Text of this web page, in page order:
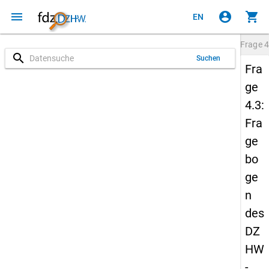
menu EN account_circle shopping_cart
search Suchen
Frage
Fra
ge
4.3:
Fra
ge
bo
ge
n
des
DZ
HW